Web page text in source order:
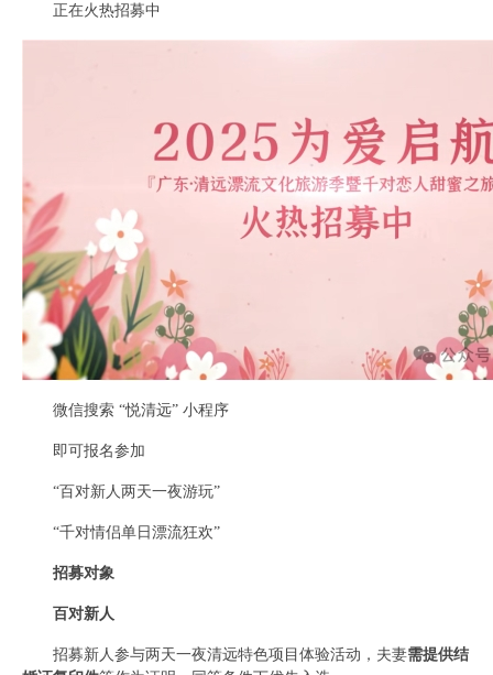
正在火热招募中
微信搜索 “悦清远” 小程序
即可报名参加
“百对新人两天一夜游玩”
“千对情侣单日漂流狂欢”
招募对象
百对新人
招募新人参与两天一夜清远特色项目体验活动，夫妻需提供结